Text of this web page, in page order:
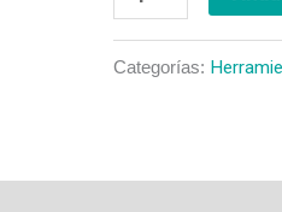
Categorías: